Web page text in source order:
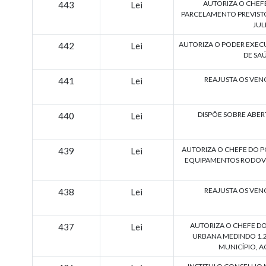
443 Lei
AUTORIZA O
PARCELAMENTO
442 Lei
AUTORIZA O PODER
DE
441 Lei REAJUSTA OS
440 Lei DISPÕE SOBRE
439 Lei
AUTORIZA O CHEFE DO
EQUIPAMENTOS
438 Lei REAJUSTA OS
437 Lei
AUTORIZA O CHEFE
URBANA MEDINDO
MUNICÍPIO,